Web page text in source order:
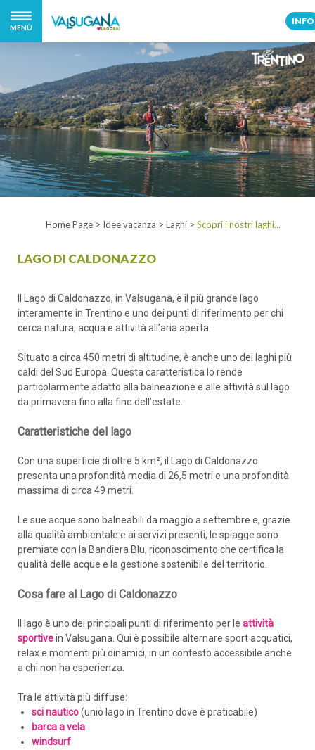
MENÙ
INFO
Home Page > Idee vacanza > Laghi > Scopri i nostri laghi...
LAGO DI CALDONAZZO
Il Lago di Caldonazzo, in Valsugana, è il più grande lago
interamente in Trentino e uno dei punti di riferimento per chi
cerca natura, acqua e attività all’aria aperta.
Situato a circa 450 metri di altitudine, è anche uno dei laghi più
caldi del Sud Europa. Questa caratteristica lo rende
particolarmente adatto alla balneazione e alle attività sul lago
da primavera fino alla fine dell’estate.
Caratteristiche del lago
Con una superficie di oltre 5 km², il Lago di Caldonazzo
presenta una profondità media di 26,5 metri e una profondità
massima di circa 49 metri.
Le sue acque sono balneabili da maggio a settembre e, grazie
alla qualità ambientale e ai servizi presenti, le spiagge sono
premiate con la Bandiera Blu, riconoscimento che certifica la
qualità delle acque e la gestione sostenibile del territorio.
Cosa fare al Lago di Caldonazzo
Il lago è uno dei principali punti di riferimento per le attività
sportivein Valsugana. Qui è possibile alternare sport acquatici,
relax e momenti più dinamici, in un contesto accessibile anche
a chi non ha esperienza.
Tra le attività più diffuse:
sci nautico(unio lago in Trentino dove è praticabile)
barca a vela
windsurf